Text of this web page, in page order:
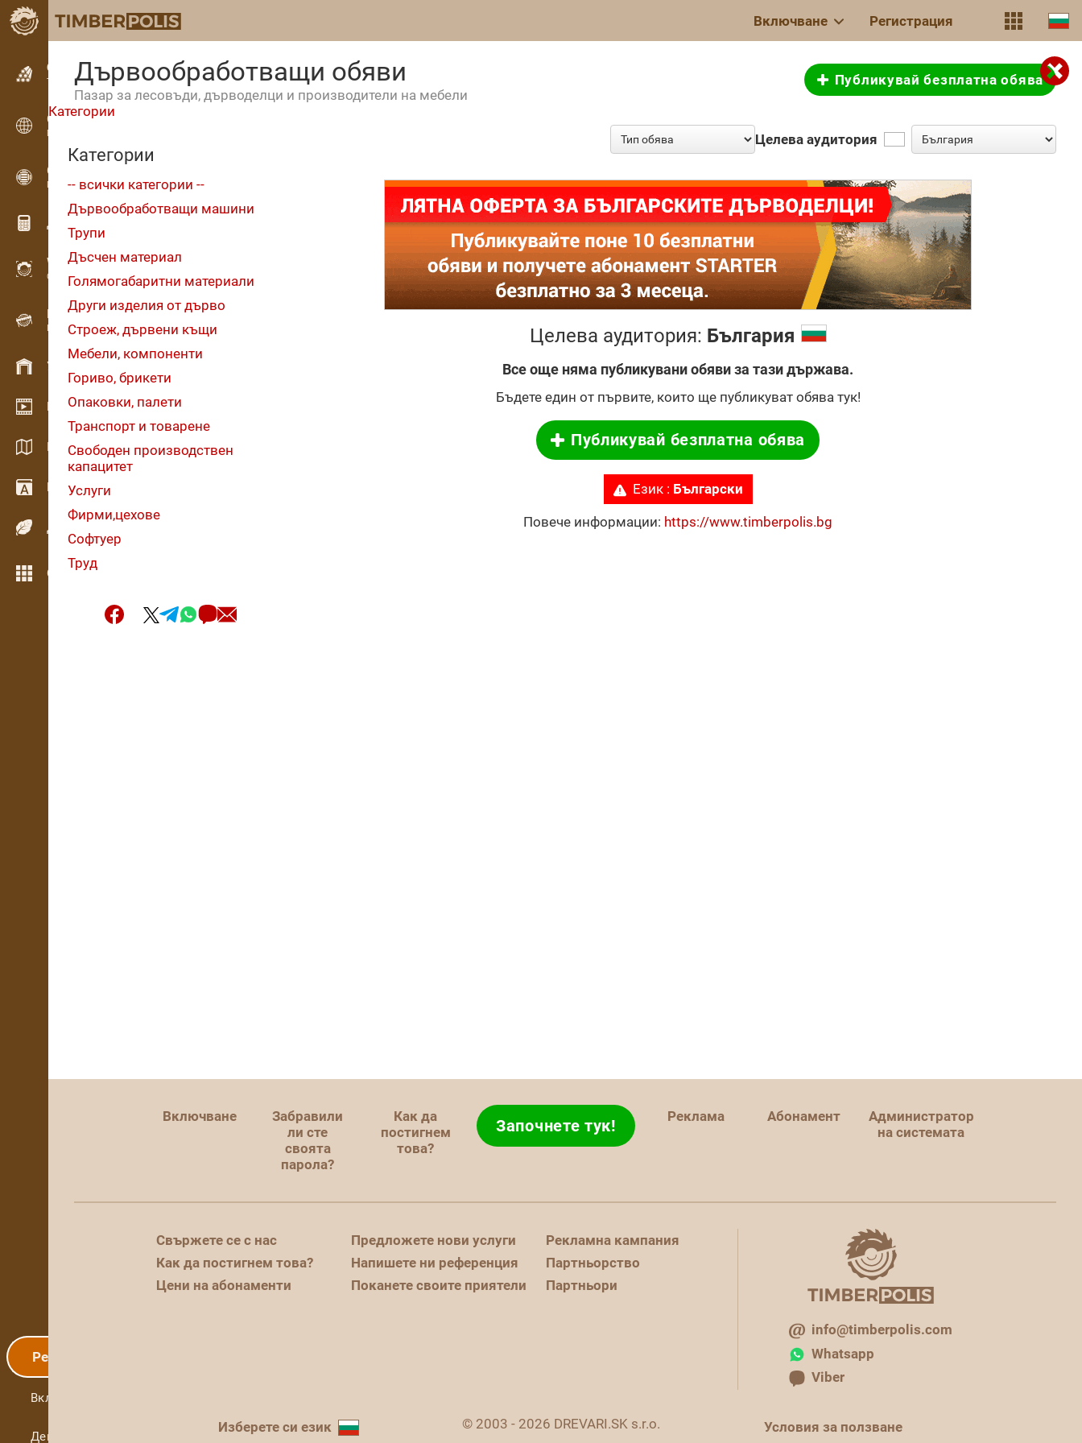
Включване Регистрация
Обявления
Текстови обяви
Обявления
Международни обяви
OPTI-TIMB
Модели на рязане
Дървообработващи калкулатори
WoodProfi
Обем на дървесината с ИИ
Рекордер
Инвентаризация на дървесина на терен
Управление на склад
Видео галерия
Каталози / Брошури
Речник
Дървесни видове
Още функции
Регистрация
Включване
Демо
Дървообработващи обяви
Пазар за лесовъди, дърводелци и производители на мебели
Публикувай безплатна обява
Категории
Категории
-- всички категории --
Дървообработващи машини
Трупи
Дъсчен материал
Голямогабаритни материали
Други изделия от дърво
Строеж, дървени къщи
Мебели, компоненти
Гориво, брикети
Опаковки, палети
Транспорт и товарене
Свободен производствен
капацитет
Услуги
Фирми,цехове
Софтуер
Труд
Целева аудитория
Целева аудитория: България
Все още няма публикувани обяви за тази държава.
Бъдете един от първите, които ще публикуват обява тук!
Публикувай безплатна обява
Език : Български
Повече информации: https://www.timberpolis.bg
Включване
Забравили
ли сте
своята
парола?
Как да
постигнем
това?
Започнете тук! Реклама Абонамент
Администратор
на системата
Свържете се с нас
Как да постигнем това?
Цени на абонаменти
Предложете нови услуги
Напишете ни референция
Поканете своите приятели
Рекламна кампания
Партньорство
Партньори
info@timberpolis.com
Whatsapp
Viber
Изберете си език © 2003 - 2026 DREVARI.SK s.r.o. Условия за ползване